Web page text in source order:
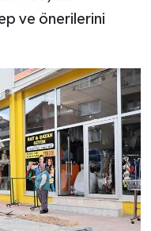
ve önerilerini